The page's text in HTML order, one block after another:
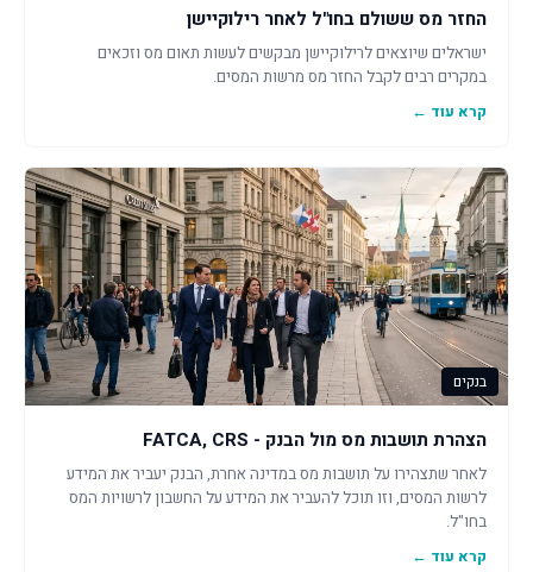
החזר מס ששולם בחו"ל לאחר רילוקיישן
ישראלים שיוצאים לרילוקיישן מבקשים לעשות תאום מס וזכאים
במקרים רבים לקבל החזר מס מרשות המסים.
קרא עוד ←
בנקים
הצהרת תושבות מס מול הבנק - FATCA, CRS
לאחר שתצהירו על תושבות מס במדינה אחרת, הבנק יעביר את המידע
לרשות המסים, וזו תוכל להעביר את המידע על החשבון לרשויות המס
בחו"ל.
קרא עוד ←